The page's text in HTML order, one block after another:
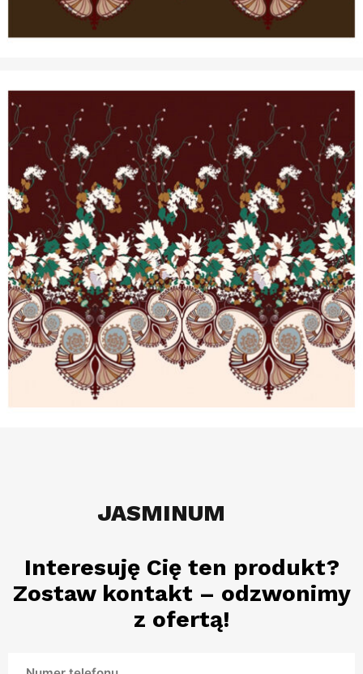
JASMINUM
Interesuję Cię ten produkt?
Zostaw kontakt – odzwonimy
z ofertą!